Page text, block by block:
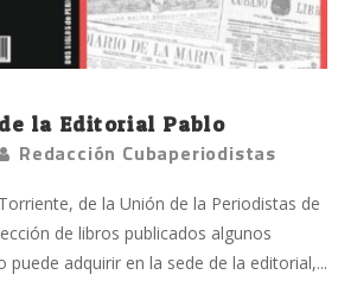
la Editorial Pablo
Redacción Cubaperiodistas
de la Unión de la Periodistas de
de libros publicados algunos
adquirir en la sede de la editorial,...